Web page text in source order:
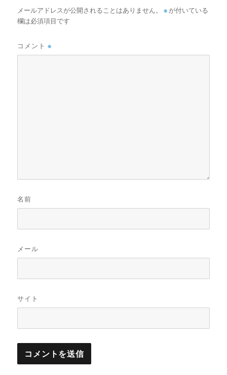
メールアドレスが公開されることはありません。 ※が付いている
欄は必須項目です
コメント※
名前
メール
サイト